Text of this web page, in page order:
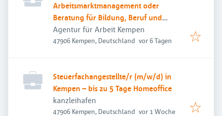
Arbeitsmarktmanagement oder
Beratung für Bildung, Beruf und
Beschäftigung
Agentur für Arbeit Kempen
47906 Kempen, Deutschland Veröffentlicht
vor 6 Tagen
Steuerfachangestellte/r (m/w/d) in
Kempen – bis zu 5 Tage Homeoffice
kanzleihafen
47906 Kempen, Deutschland Veröffentlicht
vor 1 Woche